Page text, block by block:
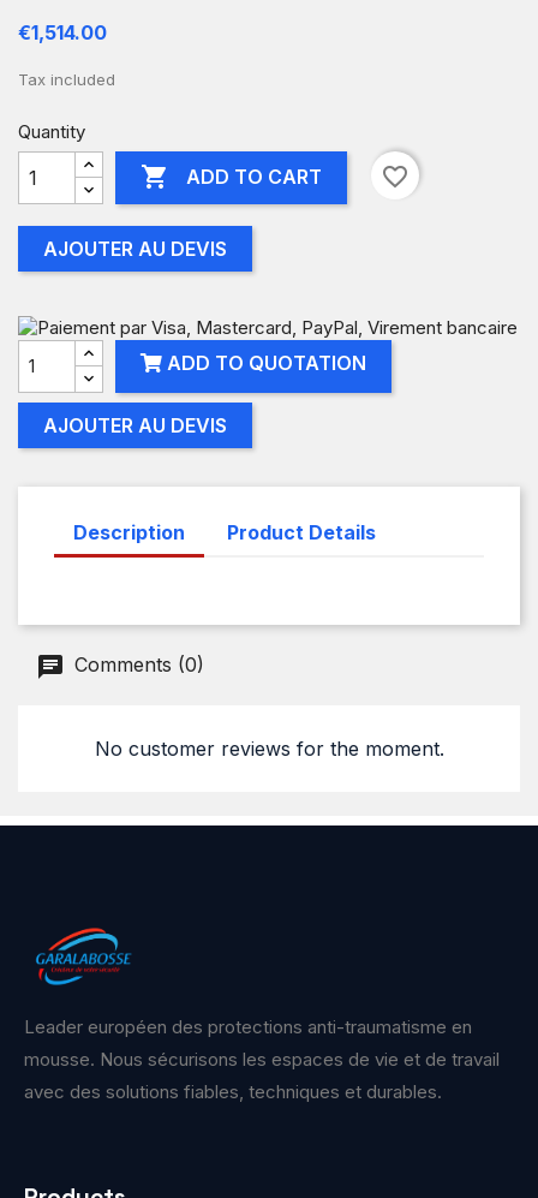
€1,514.00
Tax included
Quantity
 ADD TO CART favorite_border
AJOUTER AU DEVIS
ADD TO QUOTATION
AJOUTER AU DEVIS
Description Product Details
Comments (0)
No customer reviews for the moment.
Leader européen des protections anti-traumatisme en
mousse. Nous sécurisons les espaces de vie et de travail
avec des solutions fiables, techniques et durables.